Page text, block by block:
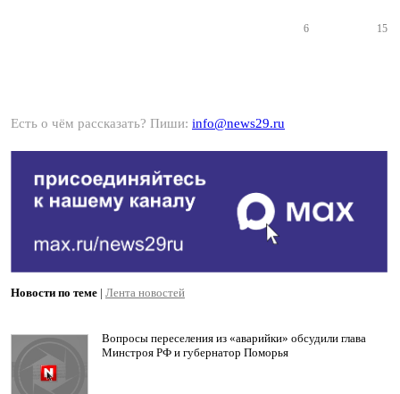
6 15
Есть о чём рассказать? Пиши: info@news29.ru
Новости по теме | Лента новостей
Вопросы переселения из «аварийки» обсудили глава
Минстроя РФ и губернатор Поморья